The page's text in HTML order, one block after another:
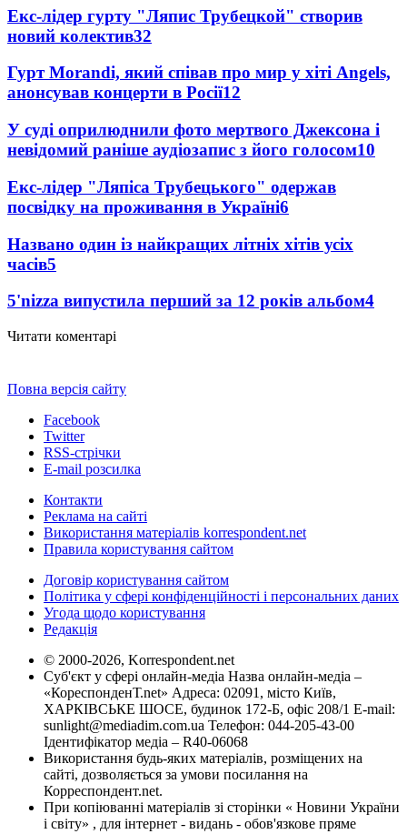
Екс-лідер гурту "Ляпис Трубецкой" створив
новий колектив32
Гурт Morandi, який співав про мир у хіті Angels,
анонсував концерти в Росії12
У суді оприлюднили фото мертвого Джексона і
невідомий раніше аудіозапис з його голосом10
Екс-лідер "Ляпіса Трубецького" одержав
посвідку на проживання в Україні6
Названо один із найкращих літніх хітів усіх
часів5
5'nizza випустила перший за 12 років альбом4
Читати коментарі
Повна версія сайту
Facebook
Twitter
RSS-стрічки
E-mail розсилка
Контакти
Реклама на сайті
Використання матеріалів korrespondent.net
Правила користування сайтом
Договір користування сайтом
Політика у сфері конфіденційності і персональних даних
Угода щодо користування
Редакція
© 2000-2026, Korrespondent.net
Суб'єкт у сфері онлайн-медіа Назва онлайн-медіа –
«КореспонденТ.net» Адреса: 02091, місто Київ,
ХАРКІВСЬКЕ ШОСЕ, будинок 172-Б, офіс 208/1 E-mail:
sunlight@mediadim.com.ua Телефон: 044-205-43-00
Ідентифікатор медіа – R40-06068
Використання будь-яких матеріалів, розміщених на
сайті, дозволяється за умови посилання на
Корреспондент.net.
При копіюванні матеріалів зі сторінки « Новини України
і світу» , для інтернет - видань - обов'язкове пряме